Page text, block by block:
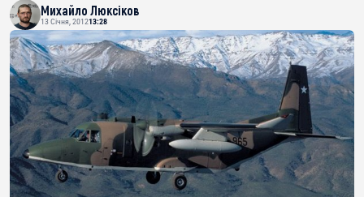
Михайло Люксіков
13 Січня, 201213:28